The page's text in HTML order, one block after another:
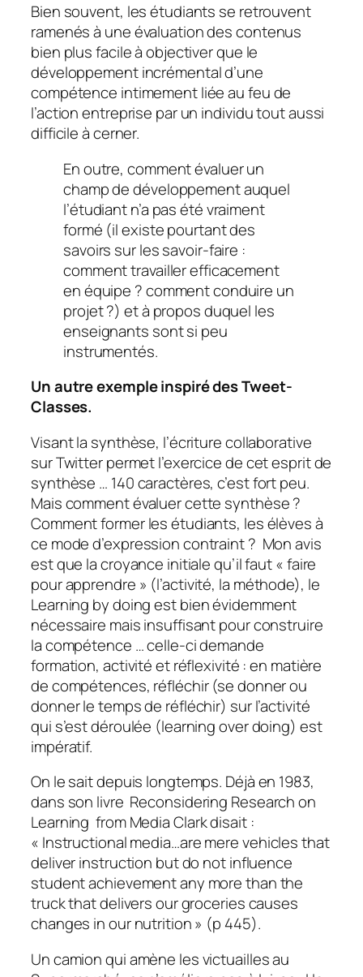
Bien souvent, les étudiants se retrouvent
ramenés à une évaluation des contenus
bien plus facile à objectiver que le
développement incrémental d’une
compétence intimement liée au feu de
l’action entreprise par un individu tout aussi
difficile à cerner.
En outre, comment évaluer un
champ de développement auquel
l’étudiant n’a pas été vraiment
formé (il existe pourtant des
savoirs sur les savoir-faire :
comment travailler efficacement
en équipe ? comment conduire un
projet ?) et à propos duquel les
enseignants sont si peu
instrumentés.
Un autre exemple inspiré desTweet-
Classes.
Visant la synthèse, l’écriture collaborative
sur Twitter permet l’exercice de cet esprit de
synthèse … 140 caractères, c’est fort peu.
Mais comment évaluer cette synthèse ?
Comment former les étudiants, les élèves à
ce mode d’expression contraint ? Mon avis
est que la croyance initiale qu’il faut «faire
pour apprendre » (l’activité, la méthode), le
Learning by doingest bien évidemment
nécessaire mais insuffisant pour construire
la compétence … celle-ci demande
formation, activité et réflexivité : en matière
de compétences, réfléchir (se donner ou
donner le temps de réfléchir) sur l’activité
qui s’est déroulée (learning over doing) est
impératif.
On le sait depuis longtemps. Déjà en 1983,
dans son livre Reconsidering Research on
Learning from MediaClark disait :
« Instructional media…are mere vehicles that
deliver instruction but do not influence
student achievement any more than the
truck that delivers our groceries causes
changes in our nutrition » (p 445).
Un camion qui amène les victuailles au